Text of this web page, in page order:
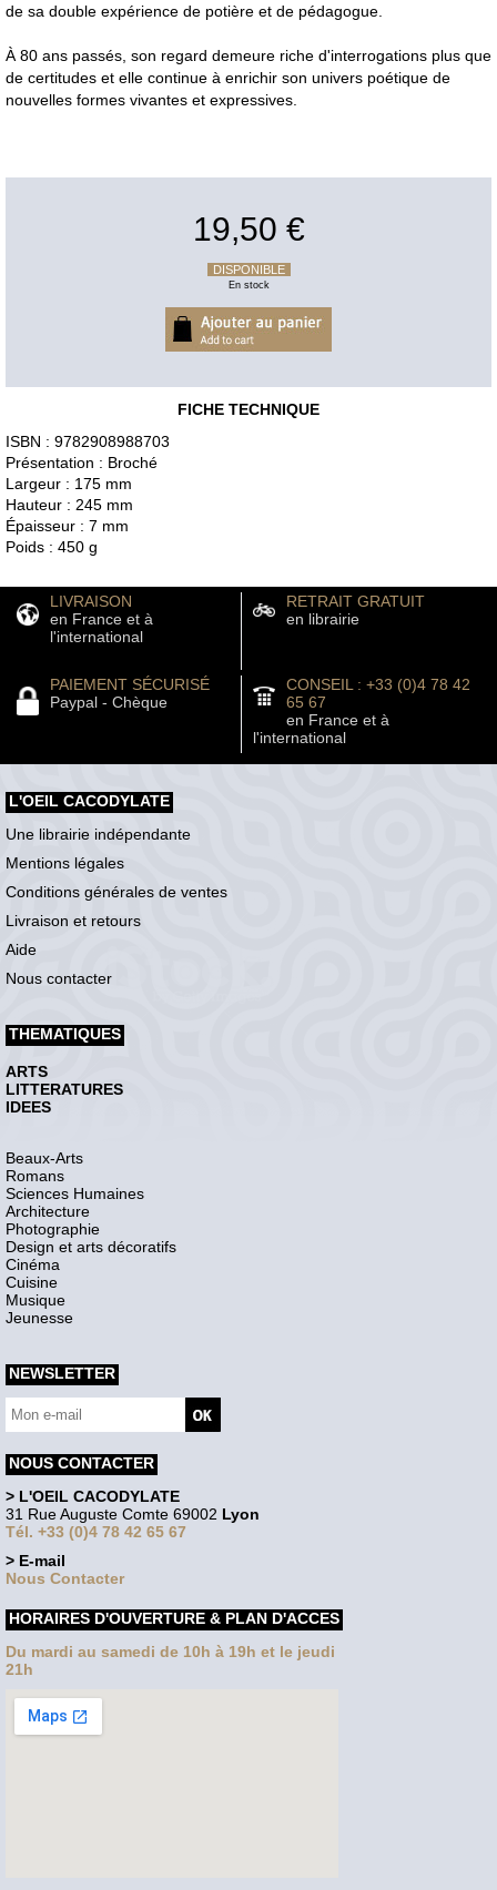
de sa double expérience de potière et de pédagogue.
À 80 ans passés, son regard demeure riche d'interrogations plus que
de certitudes et elle continue à enrichir son univers poétique de
nouvelles formes vivantes et expressives.
19,50 €
DISPONIBLE
En stock
FICHE TECHNIQUE
ISBN : 9782908988703
Présentation : Broché
Largeur : 175 mm
Hauteur : 245 mm
Épaisseur : 7 mm
Poids : 450 g
LIVRAISON
en France et à
l'international
RETRAIT GRATUIT
en librairie
PAIEMENT SÉCURISÉ
Paypal - Chèque
CONSEIL : +33 (0)4 78 42
65 67
en France et à
l'international
L'OEIL CACODYLATE
Une librairie indépendante
Mentions légales
Conditions générales de ventes
Livraison et retours
Aide
Nous contacter
THEMATIQUES
ARTS
LITTERATURES
IDEES
Beaux-Arts
Romans
Sciences Humaines
Architecture
Photographie
Design et arts décoratifs
Cinéma
Cuisine
Musique
Jeunesse
NEWSLETTER
NOUS CONTACTER
> L'OEIL CACODYLATE
31 Rue Auguste Comte 69002 Lyon
Tél. +33 (0)4 78 42 65 67
> E-mail
Nous Contacter
HORAIRES D'OUVERTURE & PLAN D'ACCES
Du mardi au samedi de 10h à 19h et le jeudi
21h